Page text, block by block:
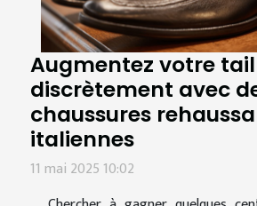
Augmentez votre
discrètement avec
chaussures
italiennes
11 mai 2025 10:02